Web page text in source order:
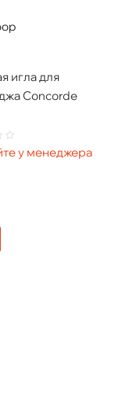
игла для
Concorde
у менеджера